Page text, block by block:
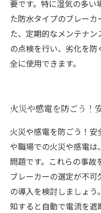
要です。特に湿気の多い
た防水タイプのブレー
た、定期的なメンテナ
の点検を行い、劣化を
全に使用できます。
火災や感電を防ごう！
火災や感電を防ごう！
や職場での火災や感電
問題です。これらの事
ブレーカーの選定が不
の導入を検討しましょ
知すると自動で電流を